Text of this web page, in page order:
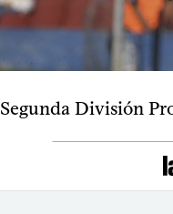
Segunda División